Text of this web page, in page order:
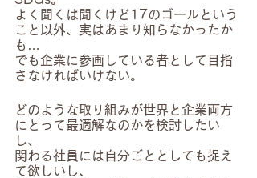
よく聞くは聞くけど17のゴールという
こと以外、実はあまり知らなかったか
も…
でも企業に参画している者として目指
さなければいけない。
どのような取り組みが世界と企業両方
にとって最適解なのかを検討したい
し、
関わる社員には自分ごととしても捉え
て欲しいし、